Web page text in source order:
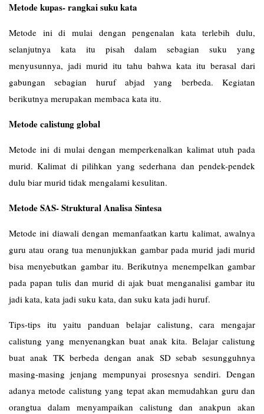
Metode kupas- rangkai suku kata
Metode ini di mulai dengan pengenalan kata terlebih dulu,
selanjutnya kata itu pisah dalam sebagian suku yang
menyusunnya, jadi murid itu tahu bahwa kata itu berasal dari
gabungan sebagian huruf abjad yang berbeda. Kegiatan
berikutnya merupakan membaca kata itu.
Metode calistung global
Metode ini di mulai dengan memperkenalkan kalimat utuh pada
murid. Kalimat di pilihkan yang sederhana dan pendek-pendek
dulu biar murid tidak mengalami kesulitan.
Metode SAS- Struktural Analisa Sintesa
Metode ini diawali dengan memanfaatkan kartu kalimat, awalnya
guru atau orang tua menunjukkan gambar pada murid jadi murid
bisa menyebutkan gambar itu. Berikutnya menempelkan gambar
pada papan tulis dan murid di ajak buat menganalisi gambar itu
jadi kata, kata jadi suku kata, dan suku kata jadi huruf.
Tips-tips itu yaitu panduan belajar calistung, cara mengajar
calistung yang menyenangkan buat anak kita. Belajar calistung
buat anak TK berbeda dengan anak SD sebab sesungguhnya
masing-masing jenjang mempunyai prosesnya sendiri. Dengan
adanya metode calistung yang tepat akan memudahkan guru dan
orangtua dalam menyampaikan calistung dan anakpun akan